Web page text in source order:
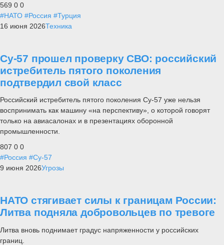
569 0 0
#НАТО #Россия #Турция
16 июня 2026Техника
Су-57 прошел проверку СВО: российский
истребитель пятого поколения
подтвердил свой класс
Российский истребитель пятого поколения Су-57 уже нельзя
воспринимать как машину «на перспективу», о которой говорят
только на авиасалонах и в презентациях оборонной
промышленности.
807 0 0
#Россия #Су-57
9 июня 2026Угрозы
НАТО стягивает силы к границам России:
Литва подняла добровольцев по тревоге
Литва вновь поднимает градус напряженности у российских
границ.